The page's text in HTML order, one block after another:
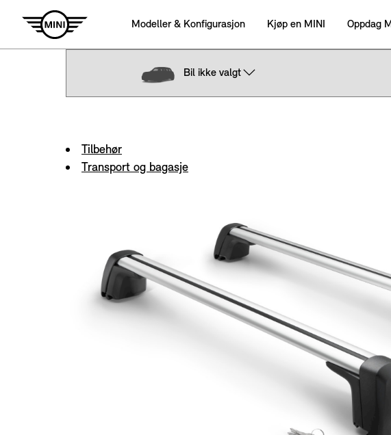
Bil ikke valgt
Tilbehør
Transport og bagasje